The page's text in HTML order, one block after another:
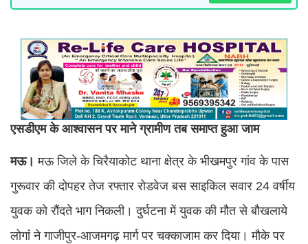
एसडीएम के आश्वासन पर माने ग्रामीण तब समाप्त हुआ जाम
मऊ।मऊ जिले के चिरैयाकोट थाना क्षेत्र के भीखमपुर गांव के पास
गुरूवार की दोपहर तेज रफ्तार रोडवेज बस साइकिल सवार 24 वर्षीय
युवक को रौंदते भाग निकली। दुर्घटना में युवक की मौत से बौखलाये
लोगांं ने गाजीपुर-आजमगढ़ मार्ग पर चक्काजाम कर दिया। मौके पर